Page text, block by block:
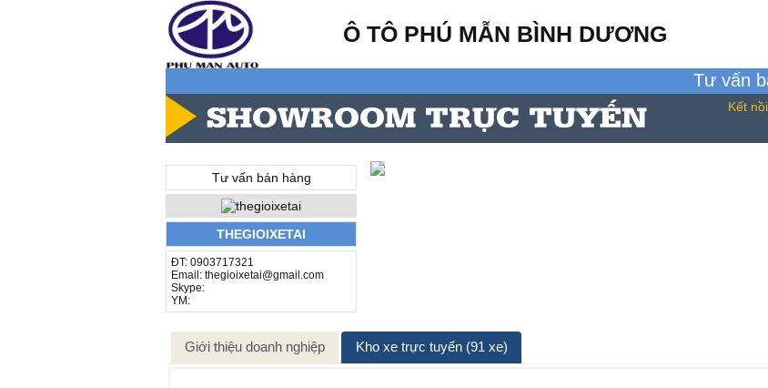
Ô TÔ PHÚ MẪN BÌNH DƯƠNG
Tư vấn
Kết
Tư vấn bán hàng
THEGIOIXETAI
ĐT: 0903717321
Email: thegioixetai@gmail.com
Skype:
YM:
Giới thiệu doanh nghiệp Kho xe trực tuyến (91 xe)